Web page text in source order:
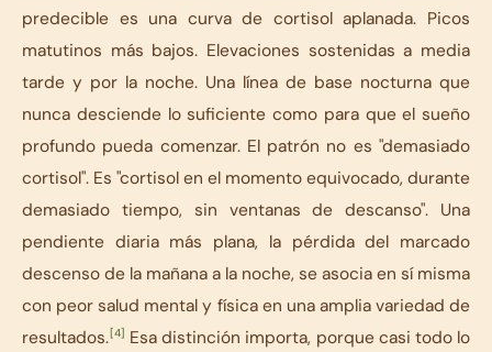
predecible es una curva de cortisol aplanada. Picos
matutinos más bajos. Elevaciones sostenidas a media
tarde y por la noche. Una línea de base nocturna que
nunca desciende lo suficiente como para que el sueño
profundo pueda comenzar. El patrón no es "demasiado
cortisol". Es "cortisol en el momento equivocado, durante
demasiado tiempo, sin ventanas de descanso". Una
pendiente diaria más plana, la pérdida del marcado
descenso de la mañana a la noche, se asocia en sí misma
con peor salud mental y física en una amplia variedad de
resultados.[4] Esa distinción importa, porque casi todo lo